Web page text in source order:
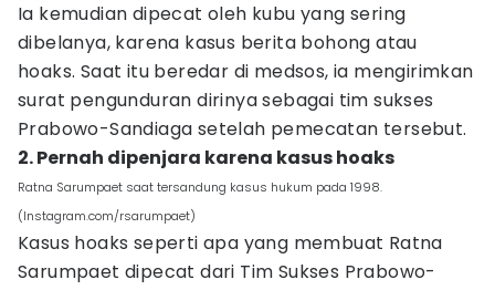
Ia kemudian dipecat oleh kubu yang sering
dibelanya, karena kasus berita bohong atau
hoaks. Saat itu beredar di medsos, ia mengirimkan
surat pengunduran dirinya sebagai tim sukses
Prabowo-Sandiaga setelah pemecatan tersebut.
2. Pernah dipenjara karena kasus hoaks
Ratna Sarumpaet saat tersandung kasus hukum pada 1998.
(Instagram.com/rsarumpaet)
Kasus hoaks seperti apa yang membuat Ratna
Sarumpaet dipecat dari Tim Sukses Prabowo-